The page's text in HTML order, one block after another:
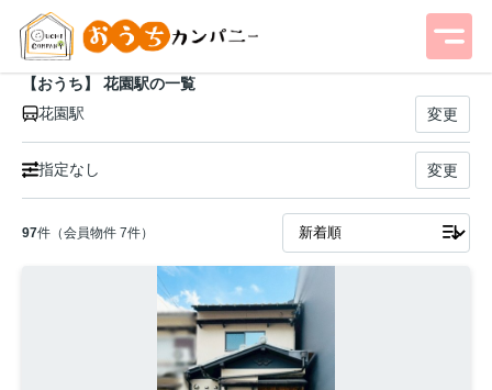
【おうち】 花園駅の一覧
花園駅
変更
指定なし 変更
97件（会員物件 7件）